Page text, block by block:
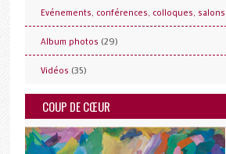
Evénements, conférences, colloques,
Album photos (29)
Vidéos (35)
COUP DE CŒUR